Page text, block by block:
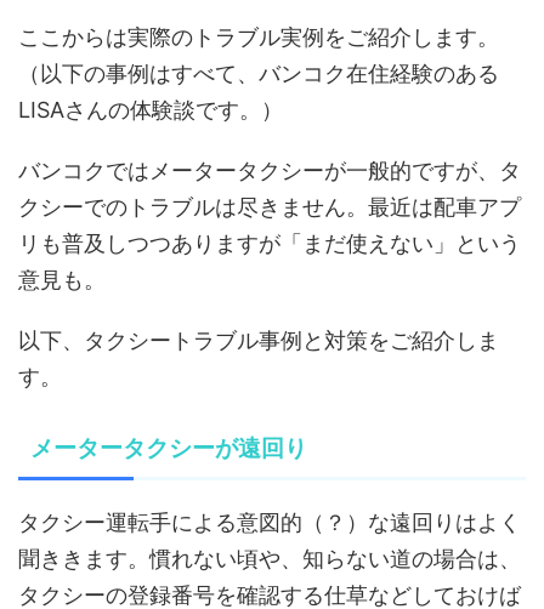
ここからは実際のトラブル実例をご紹介します。
（以下の事例はすべて、バンコク在住経験のある
LISAさんの体験談です。）
バンコクではメータータクシーが一般的ですが、タ
クシーでのトラブルは尽きません。最近は配車アプ
リも普及しつつありますが「まだ使えない」という
意見も。
以下、タクシートラブル事例と対策をご紹介しま
す。
メータータクシーが遠回り
タクシー運転手による意図的（？）な遠回りはよく
聞ききます。慣れない頃や、知らない道の場合は、
タクシーの登録番号を確認する仕草などしておけば